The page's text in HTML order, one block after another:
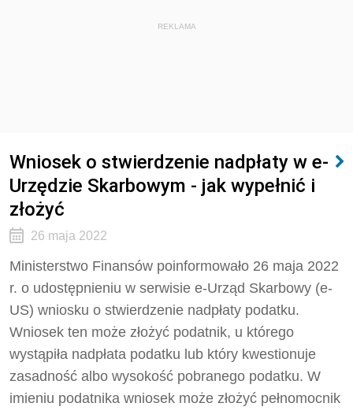
REKLAMA
Wniosek o stwierdzenie nadpłaty w e-
Urzędzie Skarbowym - jak wypełnić i
złożyć
26 maja 2022
Ministerstwo Finansów poinformowało 26 maja 2022
r. o udostępnieniu w serwisie e-Urząd Skarbowy (e-
US) wniosku o stwierdzenie nadpłaty podatku.
Wniosek ten może złożyć podatnik, u którego
wystąpiła nadpłata podatku lub który kwestionuje
zasadność albo wysokość pobranego podatku. W
imieniu podatnika wniosek może złożyć pełnomocnik